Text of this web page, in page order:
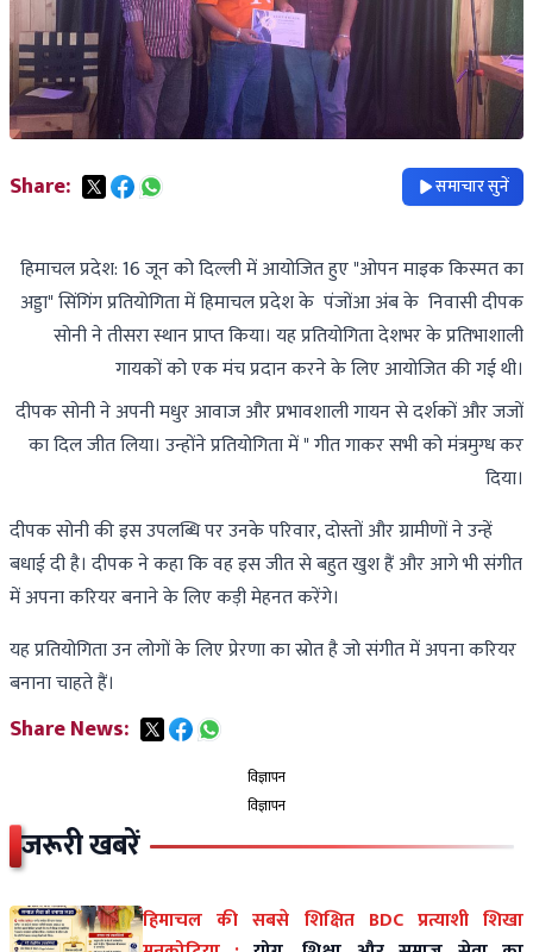
Share: समाचार सुनें
हिमाचल प्रदेश: 16 जून को दिल्ली में आयोजित हुए "ओपन माइक किस्मत का
अड्डा" सिंगिंग प्रतियोगिता में हिमाचल प्रदेश के पंजोंआ अंब के निवासी दीपक
सोनी ने तीसरा स्थान प्राप्त किया। यह प्रतियोगिता देशभर के प्रतिभाशाली
गायकों को एक मंच प्रदान करने के लिए आयोजित की गई थी।
दीपक सोनी ने अपनी मधुर आवाज और प्रभावशाली गायन से दर्शकों और जजों
का दिल जीत लिया। उन्होंने प्रतियोगिता में " गीत गाकर सभी को मंत्रमुग्ध कर
दिया।
दीपक सोनी की इस उपलब्धि पर उनके परिवार, दोस्तों और ग्रामीणों ने उन्हें
बधाई दी है। दीपक ने कहा कि वह इस जीत से बहुत खुश हैं और आगे भी संगीत
में अपना करियर बनाने के लिए कड़ी मेहनत करेंगे।
यह प्रतियोगिता उन लोगों के लिए प्रेरणा का स्रोत है जो संगीत में अपना करियर
बनाना चाहते हैं।
Share News:
विज्ञापन
विज्ञापन
जरूरी खबरें
हिमाचल की सबसे शिक्षित BDC प्रत्याशी शिखा